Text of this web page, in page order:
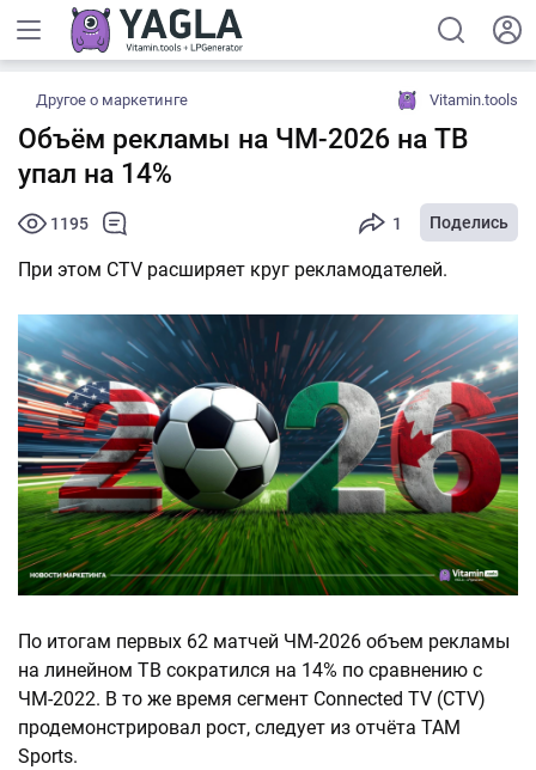
Другое о маркетинге Vitamin.tools
Объём рекламы на ЧМ-2026 на ТВ
упал на 14%
1195 1 Поделись
При этом CTV расширяет круг рекламодателей.
По итогам первых 62 матчей ЧМ-2026 объем рекламы
на линейном ТВ сократился на 14% по сравнению с
ЧМ-2022. В то же время сегмент Connected TV (CTV)
продемонстрировал рост, следует из отчёта TAM
Sports.